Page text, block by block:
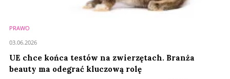
PRAWO
UE chce końca testów na zwierzętach. Branża
beauty ma odegrać kluczową rolę
03.06.2026